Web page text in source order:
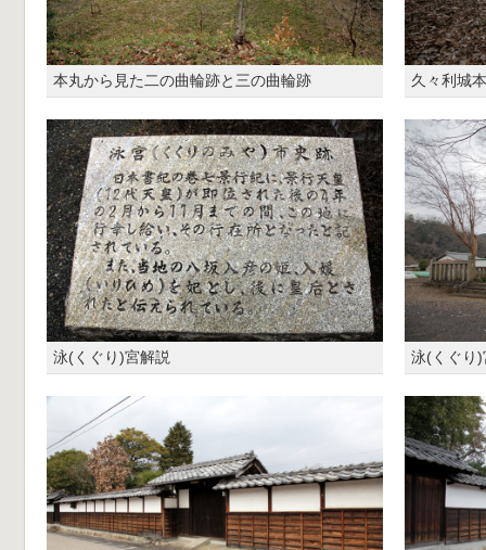
本丸から見た二の曲輪跡と三の曲輪跡 久々利城
泳(くぐり)宮解説 泳(くぐり)